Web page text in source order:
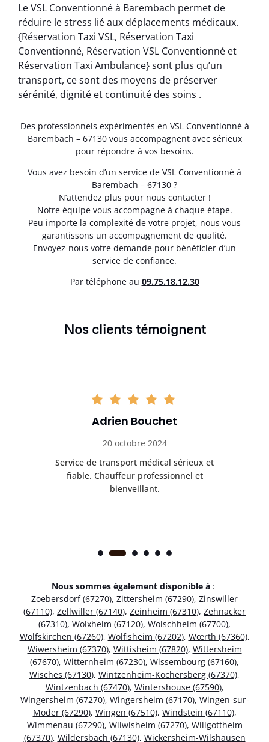
Le VSL Conventionné à Barembach permet de
réduire le stress lié aux déplacements médicaux.
{Réservation Taxi VSL, Réservation Taxi
Conventionné, Réservation VSL Conventionné et
Réservation Taxi Ambulance} sont plus qu’un
transport, ce sont des moyens de préserver
sérénité, dignité et continuité des soins .
Des professionnels expérimentés en VSL Conventionné à
Barembach – 67130 vous accompagnent avec sérieux
pour répondre à vos besoins.
Vous avez besoin d’un service de VSL Conventionné à
Barembach – 67130 ?
N’attendez plus pour nous contacter !
Notre équipe vous accompagne à chaque étape.
Peu importe la complexité de votre projet, nous vous
garantissons un accompagnement de qualité.
Envoyez-nous votre demande pour bénéficier d’un
service de confiance.
Par téléphone au 09.75.18.12.30
Nos clients témoignent
Adrien Bouchet
20 octobre 2024
Service de transport médical sérieux et
fiable. Chauffeur professionnel et
bienveillant.
Nous sommes également disponible à :
Zoebersdorf (67270), Zittersheim (67290), Zinswiller
(67110), Zellwiller (67140), Zeinheim (67310), Zehnacker
(67310), Wolxheim (67120), Wolschheim (67700),
Wolfskirchen (67260), Wolfisheim (67202), Wœrth (67360),
Wiwersheim (67370), Wittisheim (67820), Wittersheim
(67670), Witternheim (67230), Wissembourg (67160),
Wisches (67130), Wintzenheim-Kochersberg (67370),
Wintzenbach (67470), Wintershouse (67590),
Wingersheim (67270), Wingersheim (67170), Wingen-sur-
Moder (67290), Wingen (67510), Windstein (67110),
Wimmenau (67290), Wilwisheim (67270), Willgottheim
(67370), Wildersbach (67130), Wickersheim-Wilshausen